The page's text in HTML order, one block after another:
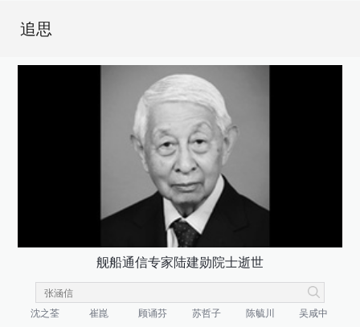
追思
舰船通信专家陆建勋院士逝世
沈之荃 崔崑 顾诵芬 苏哲子 陈毓川
吴咸中